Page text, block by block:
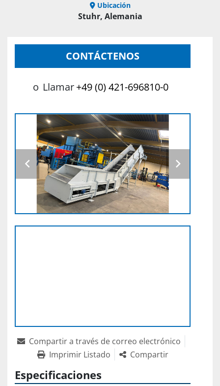
Ubicación
Stuhr, Alemania
CONTÁCTENOS
o Llamar+49 (0) 421-696810-0
Compartir a través de correo electrónico
Imprimir Listado
Compartir
Especificaciones